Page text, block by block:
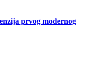
prvog modernog